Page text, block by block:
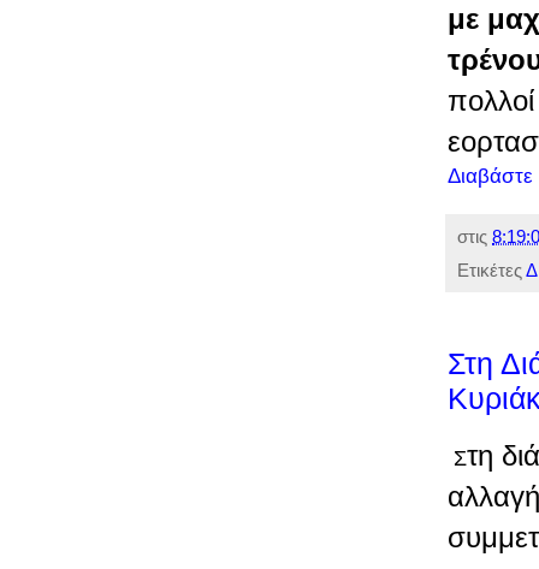
με
στις
Ετικέτες
Στη
Στη